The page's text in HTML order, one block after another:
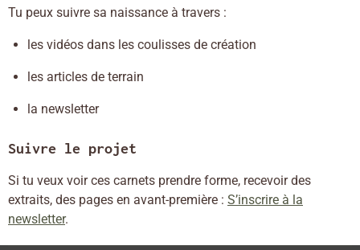
Tu peux suivre sa naissance à travers :
les vidéos dans les coulisses de création
les articles de terrain
la newsletter
Suivre le projet
Si tu veux voir ces carnets prendre forme, recevoir des
extraits, des pages en avant-première : S’inscrire à la
newsletter.